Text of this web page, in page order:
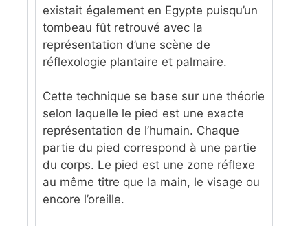
existait également en Egypte puisqu’un
tombeau fût retrouvé avec la
représentation d’une scène de
réflexologie plantaire et palmaire.
Cette technique se base sur une théorie
selon laquelle le pied est une exacte
représentation de l’humain. Chaque
partie du pied correspond à une partie
du corps. Le pied est une zone réflexe
au même titre que la main, le visage ou
encore l’oreille.